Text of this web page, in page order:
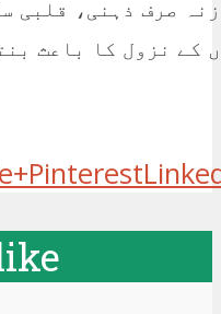
صرف ذہنی، قلبی
کے نزول کا باعث
Pinterest